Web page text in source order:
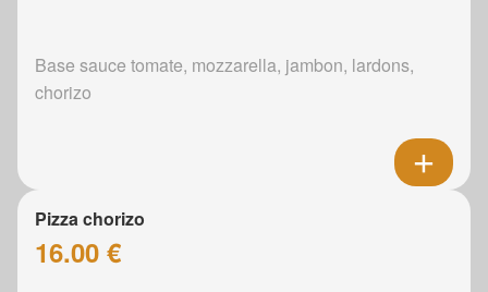
Base sauce tomate, mozzarella, jambon, lardons,
chorizo
Pizza chorizo
16.00 €